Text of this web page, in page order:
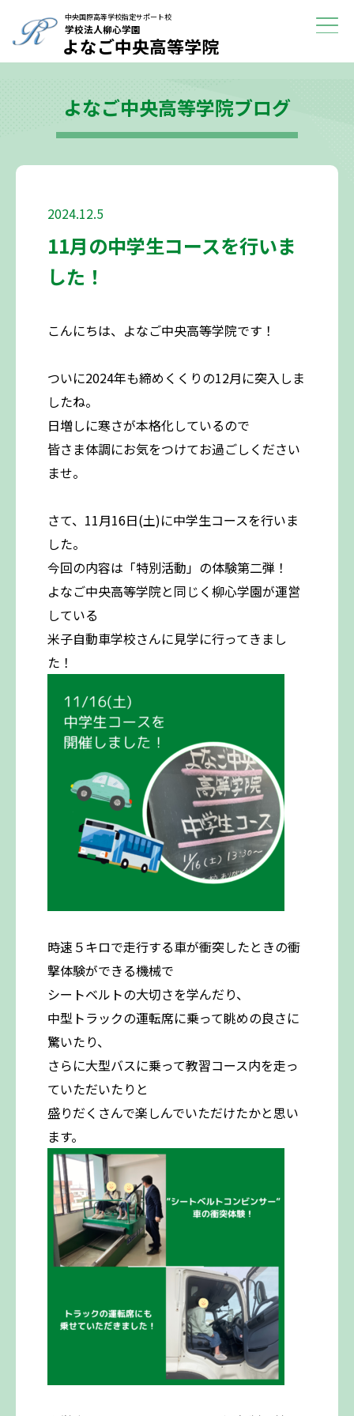
中央国際高等学校指定サポート校
学校法人柳心学園
よなご中央高等学院
学校紹介
進路に迷っている方へ
よくある質問
よなご中央高等学院ブログ
2024.12.5
11月の中学生コースを行いま
した！
こんにちは、よなご中央高等学院です！
ついに2024年も締めくくりの12月に突入しま
したね。
日増しに寒さが本格化しているので
皆さま体調にお気をつけてお過ごしください
ませ。
さて、11月16日(土)に中学生コースを行いま
した。
今回の内容は「特別活動」の体験第二弾！
よなご中央高等学院と同じく柳心学園が運営
している
米子自動車学校さんに見学に行ってきまし
た！
時速５キロで走行する車が衝突したときの衝
撃体験ができる機械で
シートベルトの大切さを学んだり、
中型トラックの運転席に乗って眺めの良さに
驚いたり、
さらに大型バスに乗って教習コース内を走っ
ていただいたりと
盛りだくさんで楽しんでいただけたかと思い
ます。